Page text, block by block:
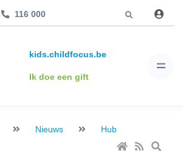
116 000
kids.childfocus.be
Ik doe een gift
Nieuws Hub